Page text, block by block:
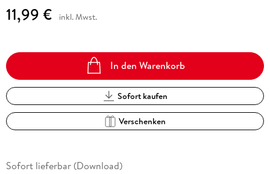
11,99 € inkl. Mwst.
In den Warenkorb
Sofort kaufen
Verschenken
Sofort lieferbar (Download)